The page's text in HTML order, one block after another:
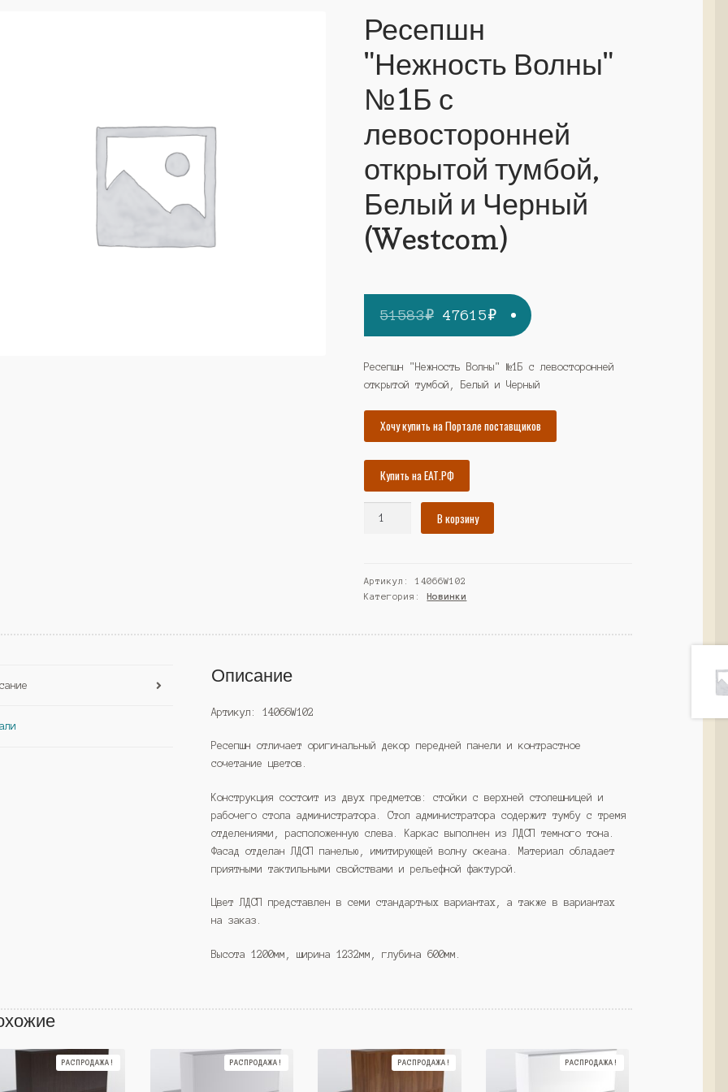
Ресепшн
"Нежность Волны"
№1Б с
левосторонней
открытой тумбой,
Белый и Черный
(Westcom)
51583₽ Первоначальная
цена
составляла
51583₽.
47615₽Текущая
цена:
47615₽.
Ресепшн "Нежность Волны" №1Б с левосторонней
открытой тумбой, Белый и Черный
Хочу купить на Портале поставщиков
Купить на ЕАТ.РФ
Волны"
№1Б
левосторонней
(Westcom)
В корзину
Артикул:14066W102
Категория:Новинки
Описание
Артикул: 14066W102
Ресепшн отличает оригинальный декор передней панели и контрастное
сочетание цветов.
Конструкция состоит из двух предметов: стойки с верхней столешницей и
рабочего стола администратора. Стол администратора содержит тумбу с тремя
отделениями, расположенную слева. Каркас выполнен из ЛДСП темного тона.
Фасад отделан ЛДСП панелью, имитирующей волну океана. Материал обладает
приятными тактильными свойствами и рельефной фактурой.
Цвет ЛДСП представлен в семи стандартных вариантах, а также в вариантах
на заказ.
Высота 1200мм, ширина 1232мм, глубина 600мм.
РАСПРОДАЖА! РАСПРОДАЖА! РАСПРОДАЖА! РАСПРОДАЖА!